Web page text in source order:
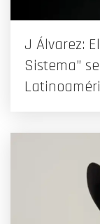
J Álvarez:
Sistema”